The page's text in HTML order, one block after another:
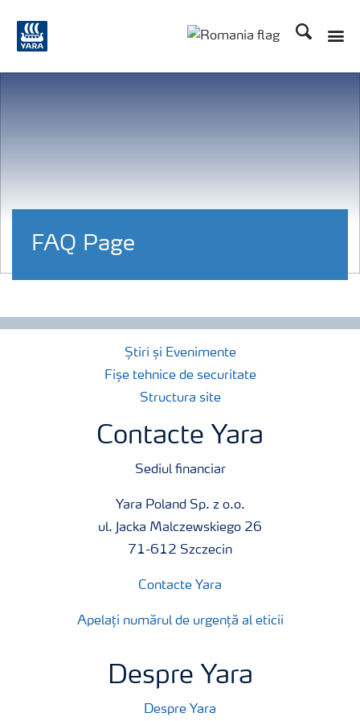
Căutare
FAQ Page
Știri și Evenimente
Fișe tehnice de securitate
Structura site
Contacte Yara
Sediul financiar
Yara Poland Sp. z o.o.
ul. Jacka Malczewskiego 26
71-612 Szczecin
Contacte Yara
Apelați numărul de urgență al eticii
Despre Yara
Despre Yara